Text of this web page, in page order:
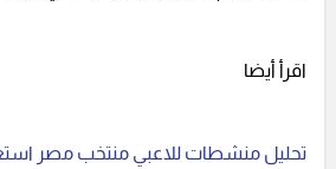
اقرأ أيضا
تحليل منشطات للاعبي منتخب مصر